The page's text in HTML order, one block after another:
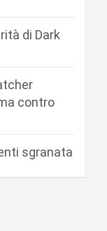
di Dark
contro
sgranata